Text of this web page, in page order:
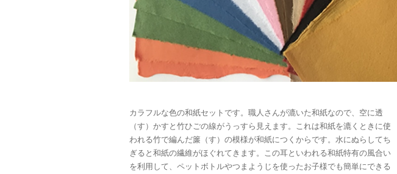
カラフルな色の和紙セットです。職人さんが漉いた和紙なので、空に透
（す）かすと竹ひごの線がうっすら見えます。これは和紙を漉くときに使
われる竹で編んだ簾（す）の模様が和紙につくからです。水にぬらしてち
ぎると和紙の繊維がほぐれてきます。この耳といわれる和紙特有の風合い
を利用して、ペットボトルやつまようじを使ったお子様でも簡単にできる